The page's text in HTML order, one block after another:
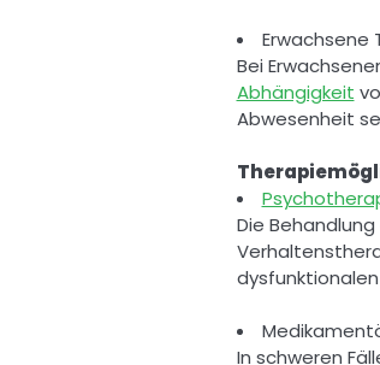
Erwachsene
Abhängigkeit
Abwesenheit
Die
In schweren